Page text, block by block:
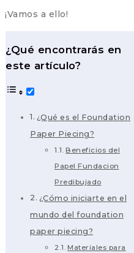
¡Vamos a ello!
¿Qué encontrarás en
este artículo?
¿Qué es el Foundation
Paper Piecing?
Beneficios del
Papel Fundacion
Predibujado
¿Cómo iniciarte en el
mundo del foundation
paper piecing?
Materiales para